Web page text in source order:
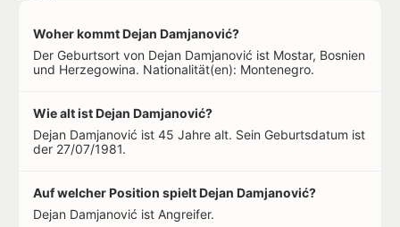
Woher kommt Dejan Damjanović?
Der Geburtsort von Dejan Damjanović ist Mostar, Bosnien
und Herzegowina. Nationalität(en): Montenegro.
Wie alt ist Dejan Damjanović?
Dejan Damjanović ist 45 Jahre alt. Sein Geburtsdatum ist
der 27/07/1981.
Auf welcher Position spielt Dejan Damjanović?
Dejan Damjanović ist Angreifer.